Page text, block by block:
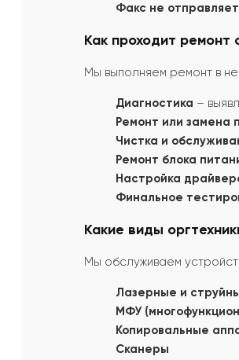
Факс не
Как проходит ремонт
Мы выполняем ремонт в
Диагностика –
Ремонт или замена
Чистка и
Ремонт блока
Настройка
Финальное
Какие виды
Мы обслуживаем
Лазерные и
МФУ
Копировальные
Сканеры